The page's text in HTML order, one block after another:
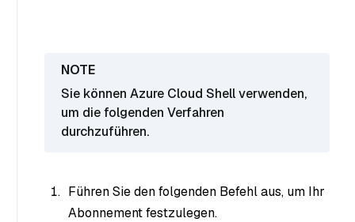
Sie können Azure Cloud Shell verwenden,
um die folgenden Verfahren
durchzuführen.
Führen Sie den folgenden Befehl aus, um Ihr
Abonnement festzulegen.